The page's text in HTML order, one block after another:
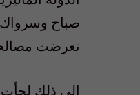
صباح وسرواك
تعرضت
إلى ذلك لجأت